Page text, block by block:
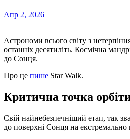
Апр 2, 2026
Астрономи всього світу з
останніх десятиліть. Космічна
до Сонця.
Про це пише Star Walk.
Критична точка
Свій найнебезпечніший етап, так
до поверхні Сонця на екстремально